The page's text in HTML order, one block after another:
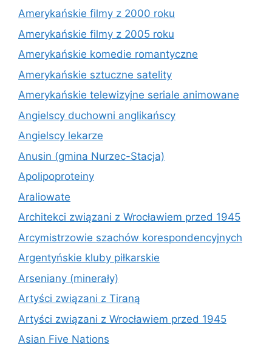
Amerykańskie filmy z 2000 roku
Amerykańskie filmy z 2005 roku
Amerykańskie komedie romantyczne
Amerykańskie sztuczne satelity
Amerykańskie telewizyjne seriale animowane
Angielscy duchowni anglikańscy
Angielscy lekarze
Anusin (gmina Nurzec-Stacja)
Apolipoproteiny
Araliowate
Architekci związani z Wrocławiem przed 1945
Arcymistrzowie szachów korespondencyjnych
Argentyńskie kluby piłkarskie
Arseniany (minerały)
Artyści związani z Tiraną
Artyści związani z Wrocławiem przed 1945
Asian Five Nations